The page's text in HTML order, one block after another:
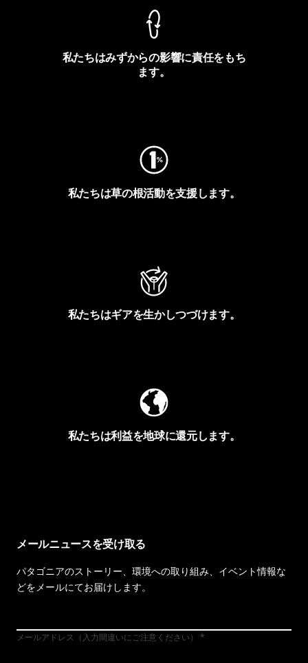
私たちはみずからの影響に責任をもち
ます。
私たちは草の根活動を支援します。
私たちはギアを生かしつづけます。
私たちは利益を地球に還元します。
メールニュースを受け取る
パタゴニアのストーリー、環境への取り組み、イベント情報な
どをメールにてお届けします。
メールアドレス（入力間違いにご注意ください）